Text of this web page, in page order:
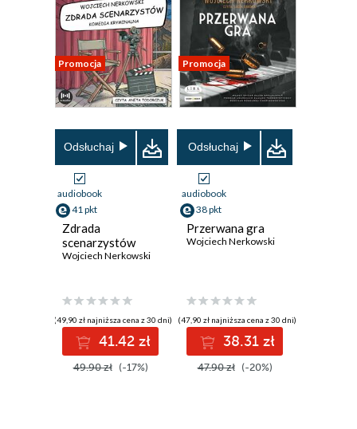
Promocja
Odsłuchaj
audiobook
41 pkt
Zdrada
scenarzystów
Wojciech Nerkowski
(49,90 zł najniższa cena z 30 dni)
41.42 zł
49.90 zł (-17%)
Promocja
Odsłuchaj
audiobook
38 pkt
Przerwana gra
Wojciech Nerkowski
(47,90 zł najniższa cena z 30 dni)
38.31 zł
47.90 zł (-20%)